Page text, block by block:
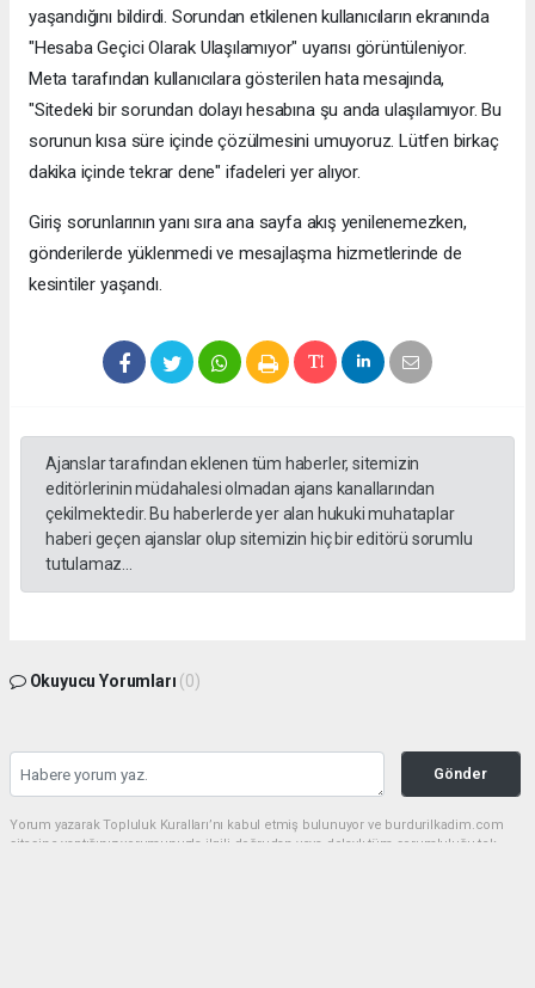
yaşandığını bildirdi. Sorundan etkilenen kullanıcıların ekranında
"Hesaba Geçici Olarak Ulaşılamıyor" uyarısı görüntüleniyor.
Meta tarafından kullanıcılara gösterilen hata mesajında,
"Sitedeki bir sorundan dolayı hesabına şu anda ulaşılamıyor. Bu
sorunun kısa süre içinde çözülmesini umuyoruz. Lütfen birkaç
dakika içinde tekrar dene" ifadeleri yer alıyor.
Giriş sorunlarının yanı sıra ana sayfa akış yenilenemezken,
gönderilerde yüklenmedi ve mesajlaşma hizmetlerinde de
kesintiler yaşandı.
Ajanslar tarafından eklenen tüm haberler, sitemizin
editörlerinin müdahalesi olmadan ajans kanallarından
çekilmektedir. Bu haberlerde yer alan hukuki muhataplar
haberi geçen ajanslar olup sitemizin hiç bir editörü sorumlu
tutulamaz...
Okuyucu Yorumları (0)
Gönder
Yorum yazarak Topluluk Kuralları’nı kabul etmiş bulunuyor ve burdurilkadim.com
sitesine yaptığınız yorumunuzla ilgili doğrudan veya dolaylı tüm sorumluluğu tek